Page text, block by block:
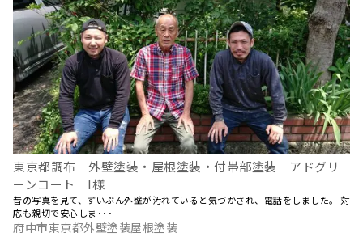
東京都調布 外壁塗装・屋根塗装・付帯部塗装 アドグリ
ーンコート I様
昔の写真を見て、ずいぶん外壁が汚れていると気づかされ、電話をしました。 対
応も親切で安心しま･･･
府中市東京都外壁塗装屋根塗装